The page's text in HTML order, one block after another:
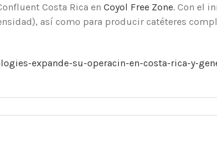
Costa Rica en Coyol Free Zone. Con el
así como para producir catéteres
expande-su-operacin-en-costa-rica-y-